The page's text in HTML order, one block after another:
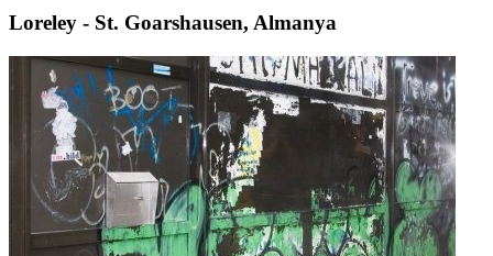
Loreley - St. Goarshausen, Almanya